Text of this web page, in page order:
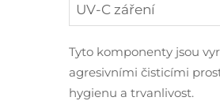
UV-C záření
Tyto komponenty jsou
agresivními čisticími
hygienu a trvanlivost.